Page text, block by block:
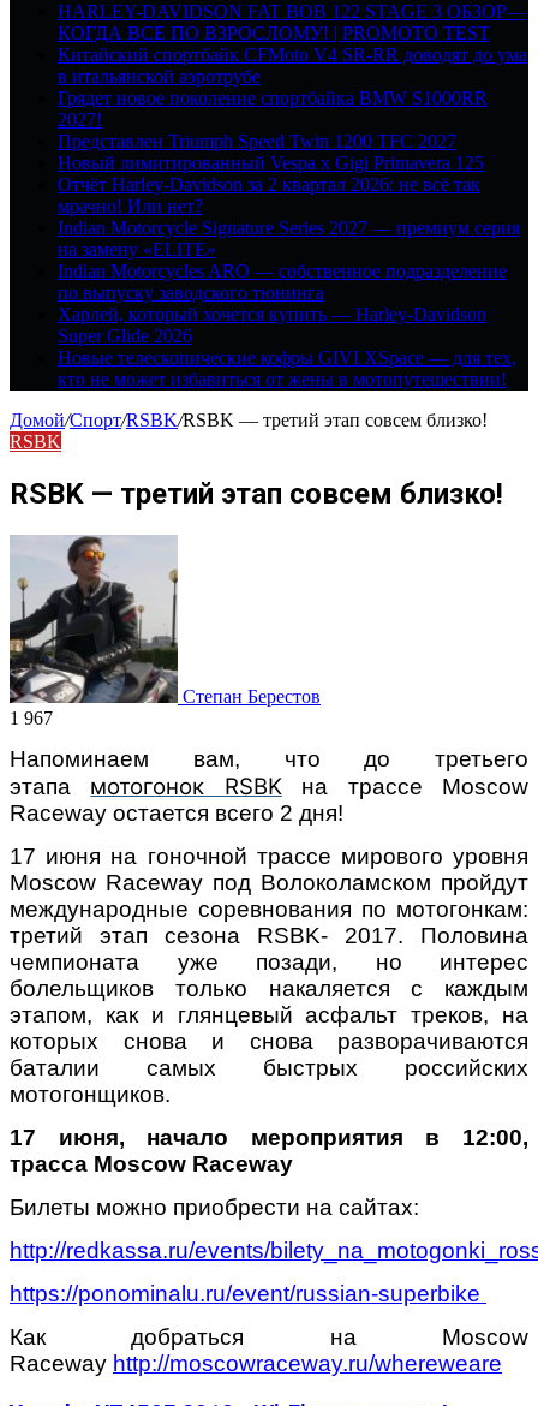
HARLEY-DAVIDSON FAT BOB 122 STAGE 3 ОБЗОР—
КОГДА ВСЕ ПО ВЗРОСЛОМУ! | PROMOTO TEST
Китайский спортбайк CFMoto V4 SR-RR доводят до ума
в итальянской аэротрубе
Грядет новое поколение спортбайка BMW S1000RR
2027!
Представлен Triumph Speed Twin 1200 TFC 2027
Новый лимитированный Vespa x Gigi Primavera 125
Отчёт Harley-Davidson за 2 квартал 2026: не всё так
мрачно! Или нет?
Indian Motorcycle Signature Series 2027 — премиум серия
на замену «ELITE»
Indian Motorcycles ARO — собственное подразделение
по выпуску заводского тюнинга
Харлей, который хочется купить — Harley-Davidson
Super Glide 2026
Новые телескопические кофры GIVI XSpace — для тех,
кто не может избавиться от жены в мотопутешествии!
Домой/Спорт/RSBK/RSBK — третий этап совсем близко!
RSBK
RSBK — третий этап совсем близко!
Степан Берестов
1 967
Напоминаем вам, что до третьего
этапа мотогонок RSBKна трассе Moscow
Raceway остается всего 2 дня!
17 июня на гоночной трассе мирового уровня
Moscow Raceway под Волоколамском пройдут
международные соревнования по мотогонкам:
третий этап сезона RSBK- 2017. Половина
чемпионата уже позади, но интерес
болельщиков только накаляется с каждым
этапом, как и глянцевый асфальт треков, на
которых снова и снова разворачиваются
баталии самых быстрых российских
мотогонщиков.
17 июня, начало мероприятия в 12:00,
трасса Moscow Raceway
Билеты можно приобрести на сайтах:
http://redkassa.ru/events/
https://ponominalu.ru/event/russian-superbike
Как добраться на Moscow
Raceway http://moscowraceway.ru/whereweare